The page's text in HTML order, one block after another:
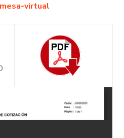
virtual